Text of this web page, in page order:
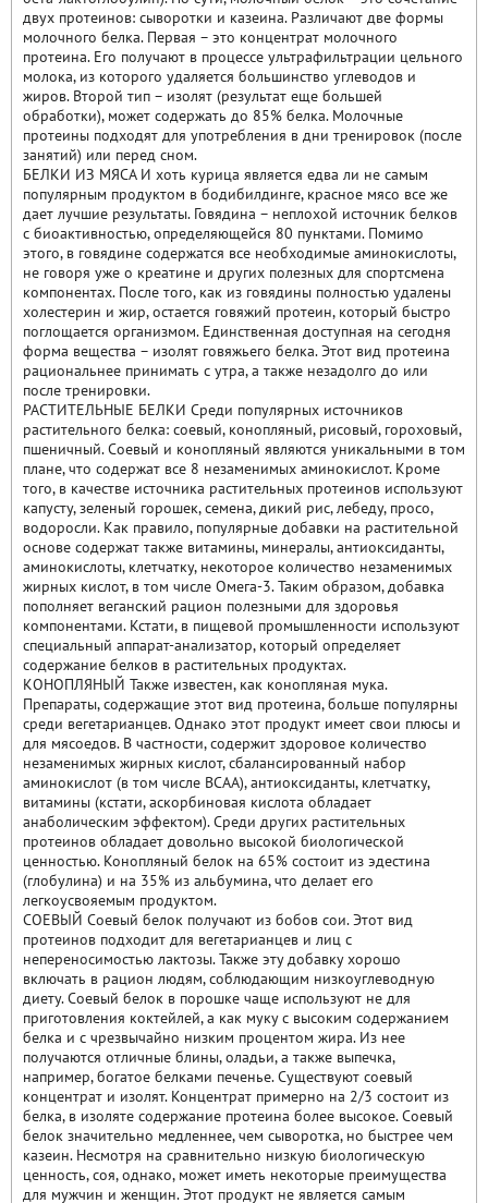
двух протеинов: сыворотки и казеина. Различают две формы
молочного белка. Первая – это концентрат молочного
протеина. Его получают в процессе ультрафильтрации цельного
молока, из которого удаляется большинство углеводов и
жиров. Второй тип – изолят (результат еще большей
обработки), может содержать до 85% белка. Молочные
протеины подходят для употребления в дни тренировок (после
занятий) или перед сном.
БЕЛКИ ИЗ МЯСА И хоть курица является едва ли не самым
популярным продуктом в бодибилдинге, красное мясо все же
дает лучшие результаты. Говядина – неплохой источник белков
с биоактивностью, определяющейся 80 пунктами. Помимо
этого, в говядине содержатся все необходимые аминокислоты,
не говоря уже о креатине и других полезных для спортсмена
компонентах. После того, как из говядины полностью удалены
холестерин и жир, остается говяжий протеин, который быстро
поглощается организмом. Единственная доступная на сегодня
форма вещества – изолят говяжьего белка. Этот вид протеина
рациональнее принимать с утра, а также незадолго до или
после тренировки.
РАСТИТЕЛЬНЫЕ БЕЛКИ Среди популярных источников
растительного белка: соевый, конопляный, рисовый, гороховый,
пшеничный. Соевый и конопляный являются уникальными в том
плане, что содержат все 8 незаменимых аминокислот. Кроме
того, в качестве источника растительных протеинов используют
капусту, зеленый горошек, семена, дикий рис, лебеду, просо,
водоросли. Как правило, популярные добавки на растительной
основе содержат также витамины, минералы, антиоксиданты,
аминокислоты, клетчатку, некоторое количество незаменимых
жирных кислот, в том числе Омега-3. Таким образом, добавка
пополняет веганский рацион полезными для здоровья
компонентами. Кстати, в пищевой промышленности используют
специальный аппарат-анализатор, который определяет
содержание белков в растительных продуктах.
КОНОПЛЯНЫЙ Также известен, как конопляная мука.
Препараты, содержащие этот вид протеина, больше популярны
среди вегетарианцев. Однако этот продукт имеет свои плюсы и
для мясоедов. В частности, содержит здоровое количество
незаменимых жирных кислот, сбалансированный набор
аминокислот (в том числе BCAA), антиоксиданты, клетчатку,
витамины (кстати, аскорбиновая кислота обладает
анаболическим эффектом). Среди других растительных
протеинов обладает довольно высокой биологической
ценностью. Конопляный белок на 65% состоит из эдестина
(глобулина) и на 35% из альбумина, что делает его
легкоусвояемым продуктом.
СОЕВЫЙ Соевый белок получают из бобов сои. Этот вид
протеинов подходит для вегетарианцев и лиц с
непереносимостью лактозы. Также эту добавку хорошо
включать в рацион людям, соблюдающим низкоуглеводную
диету. Соевый белок в порошке чаще используют не для
приготовления коктейлей, а как муку с высоким содержанием
белка и с чрезвычайно низким процентом жира. Из нее
получаются отличные блины, оладьи, а также выпечка,
например, богатое белками печенье. Существуют соевый
концентрат и изолят. Концентрат примерно на 2/3 состоит из
белка, в изоляте содержание протеина более высокое. Соевый
белок значительно медленнее, чем сыворотка, но быстрее чем
казеин. Несмотря на сравнительно низкую биологическую
ценность, соя, однако, может иметь некоторые преимущества
для мужчин и женщин. Этот продукт не является самым